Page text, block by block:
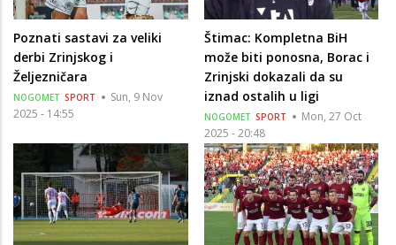
Poznati sastavi za veliki
derbi Zrinjskog i
Željezničara
NOGOMET SPORT
Sun, 9 Nov
2025 - 14:55
Štimac: Kompletna BiH
može biti ponosna, Borac i
Zrinjski dokazali da su
iznad ostalih u ligi
NOGOMET SPORT
Mon, 27 Oct
2025 - 20:48